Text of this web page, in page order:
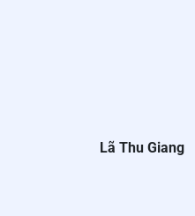
Lã Thu Giang